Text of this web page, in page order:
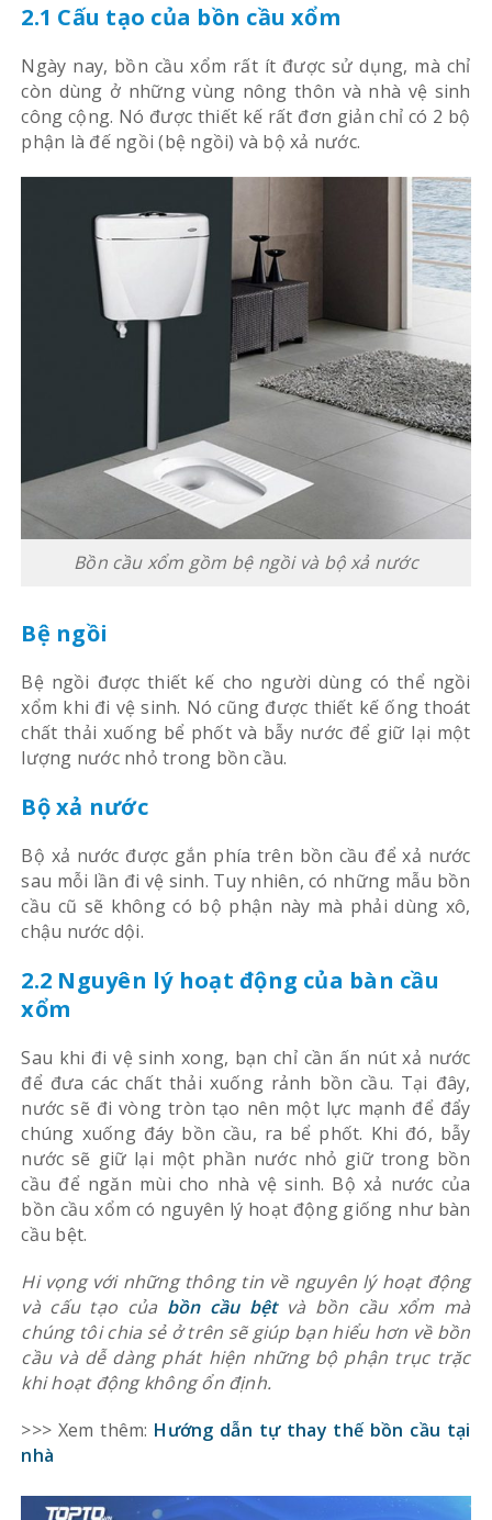
2.1 Cấu tạo của bồn cầu xổm
Ngày nay, bồn cầu xổm rất ít được sử dụng, mà chỉ
còn dùng ở những vùng nông thôn và nhà vệ sinh
công cộng. Nó được thiết kế rất đơn giản chỉ có 2 bộ
phận là đế ngồi (bệ ngồi) và bộ xả nước.
Bồn cầu xổm gồm bệ ngồi và bộ xả nước
Bệ ngồi
Bệ ngồi được thiết kế cho người dùng có thể ngồi
xổm khi đi vệ sinh. Nó cũng được thiết kế ống thoát
chất thải xuống bể phốt và bẫy nước để giữ lại một
lượng nước nhỏ trong bồn cầu.
Bộ xả nước
Bộ xả nước được gắn phía trên bồn cầu để xả nước
sau mỗi lần đi vệ sinh. Tuy nhiên, có những mẫu bồn
cầu cũ sẽ không có bộ phận này mà phải dùng xô,
chậu nước dội.
2.2 Nguyên lý hoạt động của bàn cầu
xổm
Sau khi đi vệ sinh xong, bạn chỉ cần ấn nút xả nước
để đưa các chất thải xuống rảnh bồn cầu. Tại đây,
nước sẽ đi vòng tròn tạo nên một lực mạnh để đẩy
chúng xuống đáy bồn cầu, ra bể phốt. Khi đó, bẫy
nước sẽ giữ lại một phần nước nhỏ giữ trong bồn
cầu để ngăn mùi cho nhà vệ sinh. Bộ xả nước của
bồn cầu xổm có nguyên lý hoạt động giống như bàn
cầu bệt.
Hi vọng với những thông tin về nguyên lý hoạt động
và cấu tạo của bồn cầu bệtvà bồn cầu xổm mà
chúng tôi chia sẻ ở trên sẽ giúp bạn hiểu hơn về bồn
cầu và dễ dàng phát hiện những bộ phận trục trặc
khi hoạt động không ổn định.
>>> Xem thêm: Hướng dẫn tự thay thế bồn cầu tại
nhà